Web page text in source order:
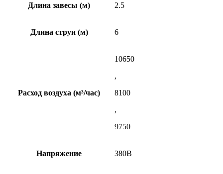
Длина завесы (м) 2.5
Длина струи (м) 6
Расход воздуха (м³/час)
10650
,
8100
,
9750
Напряжение 380В